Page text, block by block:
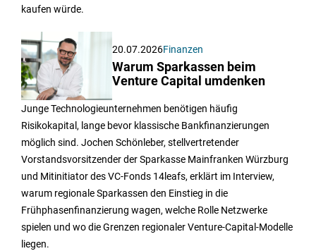
kaufen würde.
20.07.2026Finanzen
Warum Sparkassen beim
Venture Capital umdenken
Junge Technologieunternehmen benötigen häufig
Risikokapital, lange bevor klassische Bankfinanzierungen
möglich sind. Jochen Schönleber, stellvertretender
Vorstandsvorsitzender der Sparkasse Mainfranken Würzburg
und Mitinitiator des VC-Fonds 14leafs, erklärt im Interview,
warum regionale Sparkassen den Einstieg in die
Frühphasenfinanzierung wagen, welche Rolle Netzwerke
spielen und wo die Grenzen regionaler Venture-Capital-Modelle
liegen.